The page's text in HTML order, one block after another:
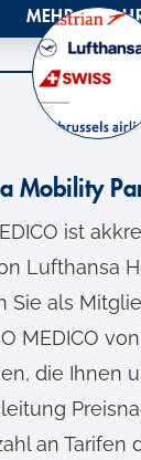
MEHR
Mobility
ist
Lufthansa
Sie als
MEDICO
die Ihnen
an Tarifen